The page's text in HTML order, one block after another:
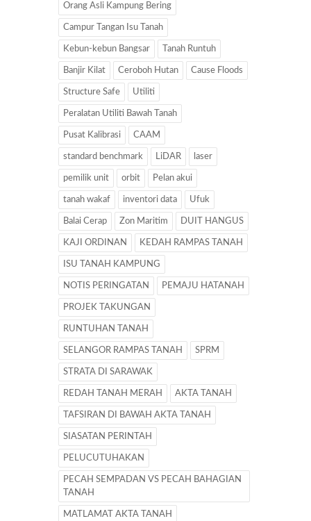
Orang Asli Kampung Bering
Campur Tangan Isu Tanah
Kebun-kebun Bangsar Tanah Runtuh
Banjir Kilat Ceroboh Hutan Cause Floods
Structure Safe Utiliti
Peralatan Utiliti Bawah Tanah
Pusat Kalibrasi CAAM
standard benchmark LiDAR laser
pemilik unit orbit Pelan akui
tanah wakaf inventori data Ufuk
Balai Cerap Zon Maritim DUIT HANGUS
KAJI ORDINAN KEDAH RAMPAS TANAH
ISU TANAH KAMPUNG
NOTIS PERINGATAN PEMAJU HATANAH
PROJEK TAKUNGAN
RUNTUHAN TANAH
SELANGOR RAMPAS TANAH SPRM
STRATA DI SARAWAK
REDAH TANAH MERAH AKTA TANAH
TAFSIRAN DI BAWAH AKTA TANAH
SIASATAN PERINTAH
PELUCUTUHAKAN
PECAH SEMPADAN VS PECAH BAHAGIAN
TANAH
MATLAMAT AKTA TANAH